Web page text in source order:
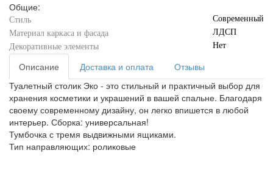
Общие:
Стиль
Современный
Материал каркаса и фасада
ЛДСП
Декоративные элементы
Нет
Описание Доставка и оплата
Отзывы
Туалетный столик Эко - это стильный и практичный выбор для
хранения косметики и украшений в вашей спальне. Благодаря
своему современному дизайну, он легко впишется в любой
интерьер. Сборка: универсальная!
Тумбочка с тремя выдвижными ящиками.
Тип направляющих: роликовые